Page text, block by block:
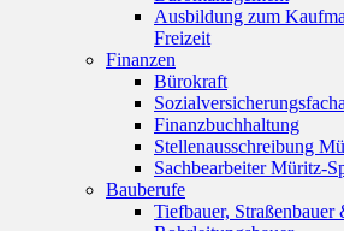
Ausbildung zum
Freizeit
Finanzen
Bürokraft
Finanzbuchhaltung
Stellenausschreibung
Sachbearbeiter Müritz-
Bauberufe
Tiefbauer, Straßenbauer